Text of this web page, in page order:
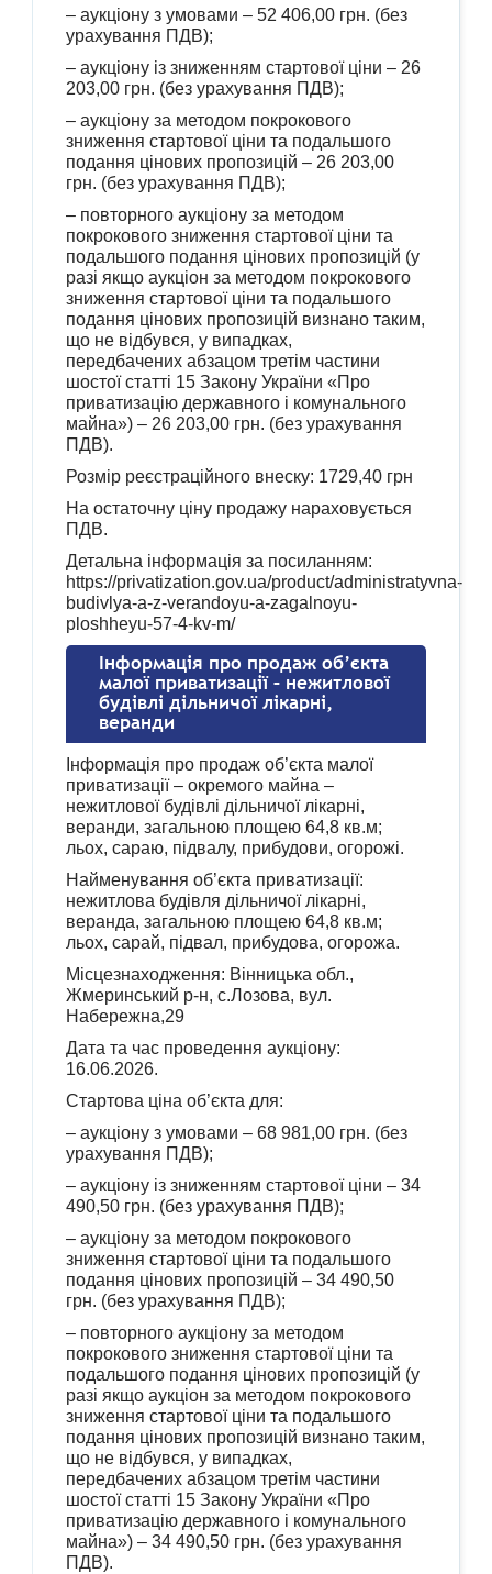
– аукціону з умовами – 52 406,00 грн. (без
урахування ПДВ);
– аукціону із зниженням стартової ціни – 26
203,00 грн. (без урахування ПДВ);
– аукціону за методом покрокового
зниження стартової ціни та подальшого
подання цінових пропозицій – 26 203,00
грн. (без урахування ПДВ);
– повторного аукціону за методом
покрокового зниження стартової ціни та
подальшого подання цінових пропозицій (у
разі якщо аукціон за методом покрокового
зниження стартової ціни та подальшого
подання цінових пропозицій визнано таким,
що не відбувся, у випадках,
передбачених абзацом третім частини
шостої статті 15 Закону України «Про
приватизацію державного і комунального
майна») – 26 203,00 грн. (без урахування
ПДВ).
Розмір реєстраційного внеску: 1729,40 грн
На остаточну ціну продажу нараховується
ПДВ.
Детальна інформація за посиланням:
https://privatization.gov.ua/product/administratyvna-
budivlya-a-z-verandoyu-a-zagalnoyu-
ploshheyu-57-4-kv-m/
Інформація про продаж об’єкта
малої приватизації – нежитлової
будівлі дільничої лікарні,
веранди
Інформація про продаж об’єкта малої
приватизації – окремого майна –
нежитлової будівлі дільничої лікарні,
веранди, загальною площею 64,8 кв.м;
льох, сараю, підвалу, прибудови, огорожі.
Найменування об’єкта приватизації:
нежитлова будівля дільничої лікарні,
веранда, загальною площею 64,8 кв.м;
льох, сарай, підвал, прибудова, огорожа.
Місцезнаходження: Вінницька обл.,
Жмеринський р-н, с.Лозова, вул.
Набережна,29
Дата та час проведення аукціону:
16.06.2026.
Стартова ціна об’єкта для:
– аукціону з умовами – 68 981,00 грн. (без
урахування ПДВ);
– аукціону із зниженням стартової ціни – 34
490,50 грн. (без урахування ПДВ);
– аукціону за методом покрокового
зниження стартової ціни та подальшого
подання цінових пропозицій – 34 490,50
грн. (без урахування ПДВ);
– повторного аукціону за методом
покрокового зниження стартової ціни та
подальшого подання цінових пропозицій (у
разі якщо аукціон за методом покрокового
зниження стартової ціни та подальшого
подання цінових пропозицій визнано таким,
що не відбувся, у випадках,
передбачених абзацом третім частини
шостої статті 15 Закону України «Про
приватизацію державного і комунального
майна») – 34 490,50 грн. (без урахування
ПДВ).